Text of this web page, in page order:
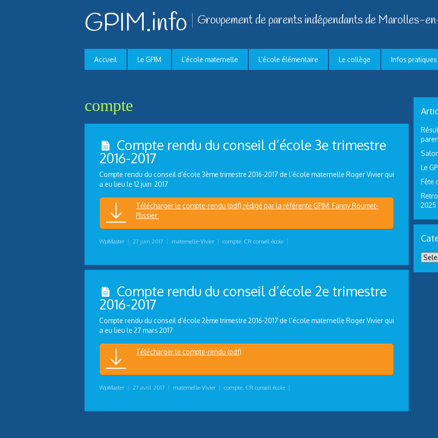
GPIM.info Groupement de parents indépendants de Marolles-
Accueil Le GPIM L’école maternelle L’école élémentaire Le collège Infos pratiques
compte
Compte rendu du conseil d’école 3e trimestre
2016-2017
Compte rendu du conseil d’école 3ème trimestre 2016-2017 de l’école maternelle Roger Vivier qui
a eu lieu le 12 juin 2017
Télécharger le compte-rendu (pdf) rédigé par la référente GPIM Fanny Roumet-
Plissier
WpMaster | 27 juin 2017 | maternelle-Vivier | compte, CR conseil école |
Compte rendu du conseil d’école 2e trimestre
2016-2017
Compte rendu du conseil d’école 2ème trimestre 2016-2017 de l’école maternelle Roger Vivier qui
a eu lieu le 27 mars 2017
Télécharger le compte-rendu (pdf)
WpMaster | 27 avril 2017 | maternelle-Vivier | compte, CR conseil école |
Le
Fête
2025